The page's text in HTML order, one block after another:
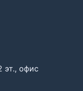
эт., офис